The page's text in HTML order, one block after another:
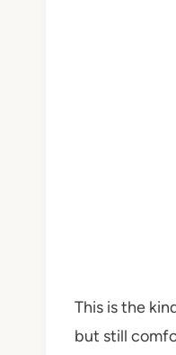
This is the
but still